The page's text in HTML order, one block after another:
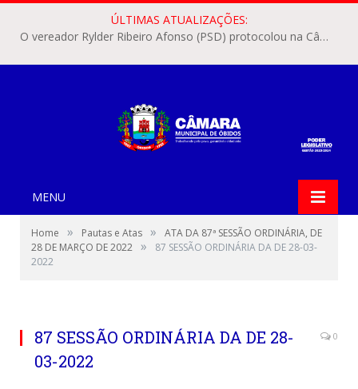
ÚLTIMAS ATUALIZAÇÕES:
O vereador Rylder Ribeiro Afonso (PSD) protocolou na Câmara Municipal de Óbidos o Requerimento nº 346/2026.
MENU
Home » Pautas e Atas »
ATA DA 87ª SESSÃO ORDINÁRIA, DE
28 DE MARÇO DE 2022 »
87 SESSÃO ORDINÁRIA DA DE 28-03-
2022
87 SESSÃO ORDINÁRIA DA DE 28-
03-2022
0